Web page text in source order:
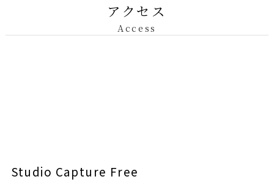
アクセス
Access
Studio Capture Free